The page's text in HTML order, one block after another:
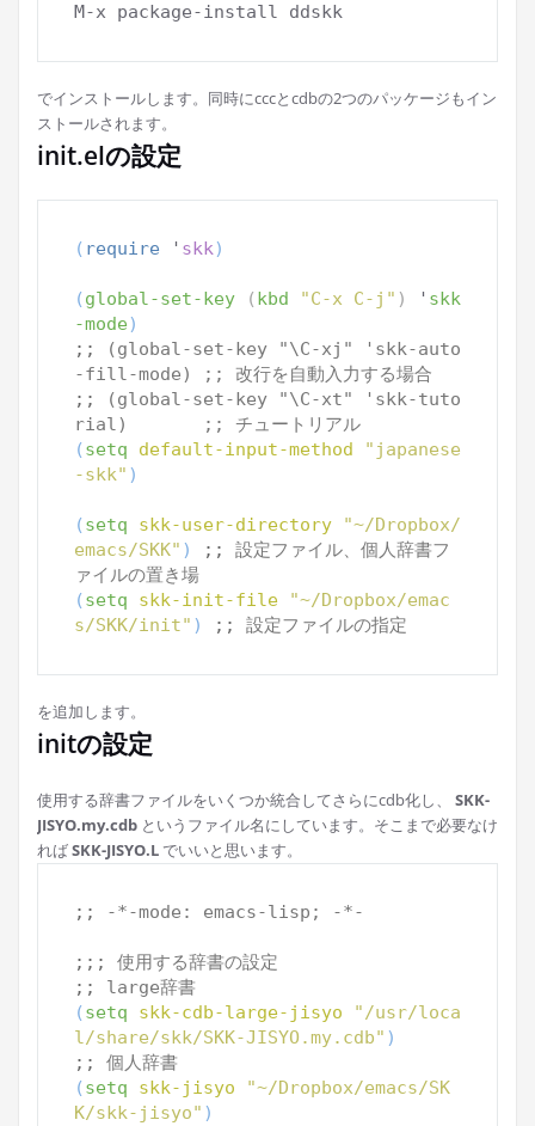
でインストールします。同時にcccとcdbの2つのパッケージもイン
ストールされます。
init.elの設定
( require ' skk)
(global-set-key ( kbd "C-x C-j" ) ' skk
-mode)
;;
(global-set-key "\C-xj" 'skk-auto
-fill-mode) ;; 改行を自動入力する場合
;;
(global-set-key "\C-xt" 'skk-tuto
rial)       ;; チュートリアル
(setq default-input-method
"japanese
-skk" )
(setq skk-user-directory
"~/Dropbox/
emacs/SKK" ) ;; 設定ファイル、個人辞書フ
ァイルの置き場
(setq skk-init-file
"~/Dropbox/emac
s/SKK/init" ) ;; 設定ファイルの指定
を追加します。
initの設定
使用する辞書ファイルをいくつか統合してさらにcdb化し、 SKK-
JISYO.my.cdb というファイル名にしています。そこまで必要なけ
ればSKK-JISYO.L でいいと思います。
;; -*-mode: emacs-lisp; -*-
;;; 使用する辞書の設定
;; large辞書
(setq skk-cdb-large-jisyo
"/usr/loca
l/share/skk/SKK-JISYO.my.cdb" )
;; 個人辞書
(setq skk-jisyo
"~/Dropbox/emacs/SK
K/skk-jisyo" )